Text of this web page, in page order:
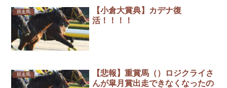
競走馬
【小倉大賞典】カデナ復
活！！！！
競走馬
【悲報】重賞馬（）ロジクライさ
んが皐月賞出走できなくなったの